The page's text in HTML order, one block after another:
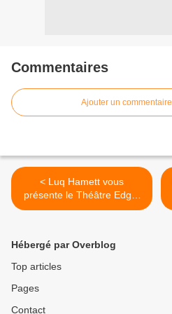
Commentaires
Ajouter un commentaire
< Luq Hamett vous
présente le Théâtre Edgar
et revient pour nous sur sa
Hébergé par Overblog
Top articles
Pages
Contact